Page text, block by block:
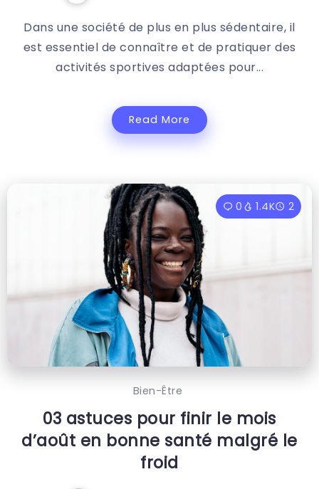
Dans une société de plus en plus sédentaire, il
est essentiel de connaître et de pratiquer des
activités sportives adaptées pour...
Read More
0 1.4K 2
Bien-Être
03 astuces pour finir le mois
d’août en bonne santé malgré le
froid